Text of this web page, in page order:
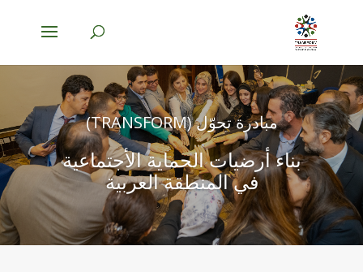
مبادرة تحوّل (TRANSFORM)
بناء أرضيات الحماية الأجتماعية
في المنطقة العربية